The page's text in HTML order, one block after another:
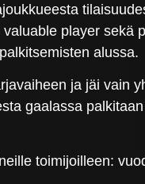
player sekä
alussa.
ja jäi vain
gaalassa
toimijoilleen: